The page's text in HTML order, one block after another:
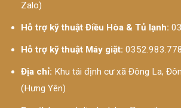
Zalo)
Hỗ trợ kỹ thuật Điều Hòa & Tủ lạnh:
Hỗ trợ kỹ thuật Máy giặt:
Địa chỉ: Khu tái định cư xã Đông La,
(Hưng Yên)